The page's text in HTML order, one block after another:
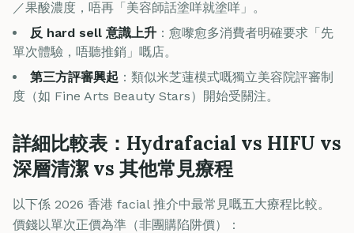
／果酸濃度，唔再「美容師話塗咩就塗咩」。
反 hard sell 意識上升 ：愈嚟愈多消費者明確要求「先
單次體驗，唔聽推銷」嘅店。
第三方評審興起 ：類似米芝蓮模式嘅獨立美容院評審制
度（如 Fine Arts Beauty Stars）開始受關注。
詳細比較表：Hydrafacial vs HIFU vs
深層清潔 vs 其他常見療程
以下係 2026 香港 facial 推介中最常見嘅五大療程比較。
價錢以單次正價為準（非團購陷阱價）：